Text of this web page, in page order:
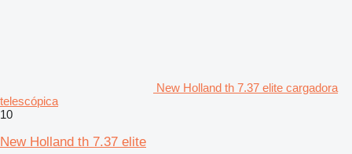
New Holland th 7.37 elite cargadora
telescópica
10
New Holland th 7.37 elite